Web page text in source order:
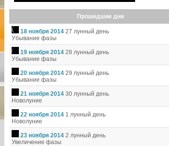
Прошедшие дни
18 ноября 2014 27 лунный день
Убывание фазы
19 ноября 2014 28 лунный день
Убывание фазы
20 ноября 2014 29 лунный день
Убывание фазы
21 ноября 2014 30 лунный день
Новолуние
22 ноября 2014 1 лунный день
Новолуние
23 ноября 2014 2 лунный день
Увеличение фазы